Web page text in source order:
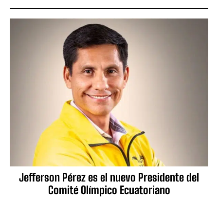
Jefferson Pérez es el nuevo Presidente del
Comité Olímpico Ecuatoriano